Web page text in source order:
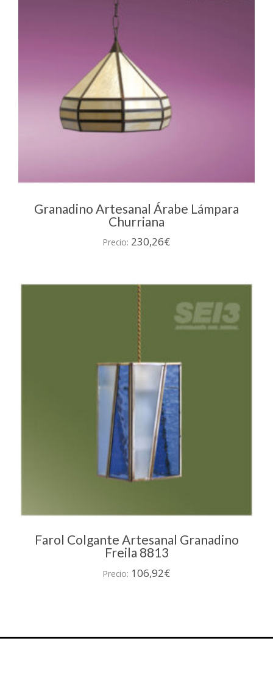
Granadino Artesanal Árabe Lámpara
Churriana
Precio: 230,26€
Farol Colgante Artesanal Granadino
Freila 8813
Precio: 106,92€